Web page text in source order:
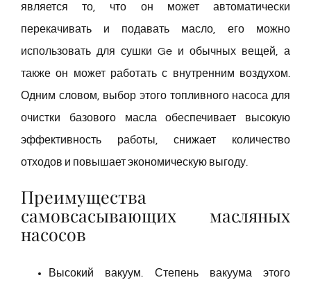
является то, что он может автоматически
перекачивать и подавать масло, его можно
использовать для сушки Ge и обычных вещей, а
также он может работать с внутренним воздухом.
Одним словом, выбор этого топливного насоса для
очистки базового масла обеспечивает высокую
эффективность работы, снижает количество
отходов и повышает экономическую выгоду.
Преимущества
самовсасывающих масляных
насосов
Высокий вакуум. Степень вакуума этого